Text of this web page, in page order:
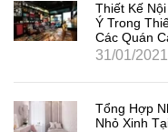
Thiết Kế
Ý Trong
Các Quán
31/01/2021
Tổng Hợp
Nhỏ Xinh